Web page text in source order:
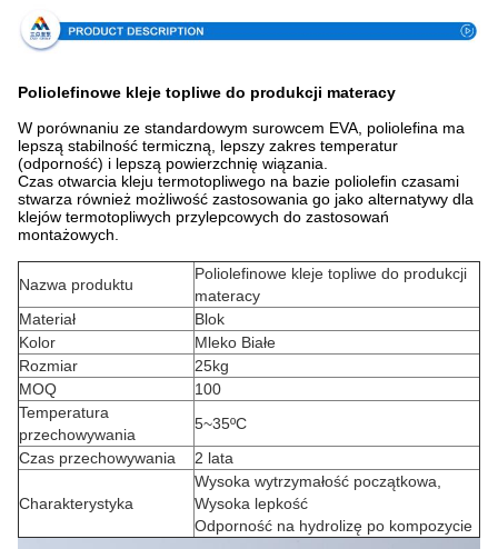
Poliolefinowe kleje topliwe do produkcji materacy
W porównaniu ze standardowym surowcem EVA, poliolefina ma
lepszą stabilność termiczną, lepszy zakres temperatur
(odporność) i lepszą powierzchnię wiązania.
Czas otwarcia kleju termotopliwego na bazie poliolefin czasami
stwarza również możliwość zastosowania go jako alternatywy dla
klejów termotopliwych przylepcowych do zastosowań
montażowych.
Nazwa produktu
Poliolefinowe kleje topliwe do produkcji
materacy
Materiał
Blok
Kolor
Mleko Białe
Rozmiar
25kg
MOQ
100
Temperatura
przechowywania
5~35ºC
Czas przechowywania
2 lata
Charakterystyka
Wysoka wytrzymałość początkowa,
Wysoka lepkość
Odporność na hydrolizę po kompozycie